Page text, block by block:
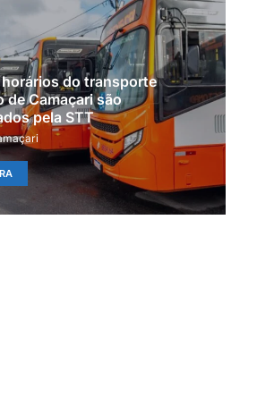
do transporte
de Camaçari são
pela STT